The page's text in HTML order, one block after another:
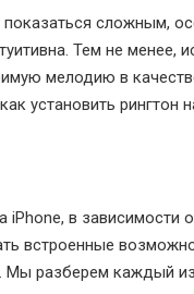
показаться сложным,
Тем не менее,
мелодию в
установить рингтон
iPhone, в зависимости
встроенные
Мы разберем каждый